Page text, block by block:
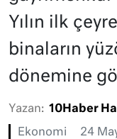
Yılın ilk
binaların
dönemine
Yazan: 10Haber
Ekonomi 24